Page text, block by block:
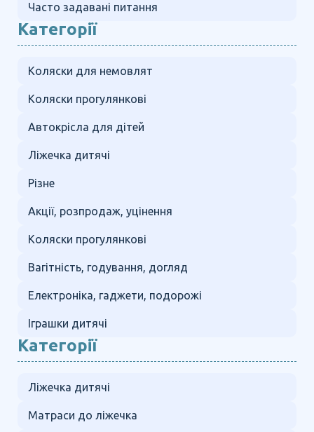
Часто задавані питання
Категорії
Коляски для немовлят
Коляски прогулянкові
Автокрісла для дітей
Ліжечка дитячі
Різне
Акції, розпродаж, уцінення
Коляски прогулянкові
Вагітність, годування, догляд
Електроніка, гаджети, подорожі
Іграшки дитячі
Категорії
Ліжечка дитячі
Матраси до ліжечка